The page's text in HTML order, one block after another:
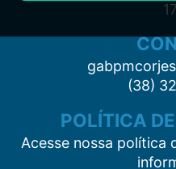
(38)
POLÍTICA
Acesse nossa política